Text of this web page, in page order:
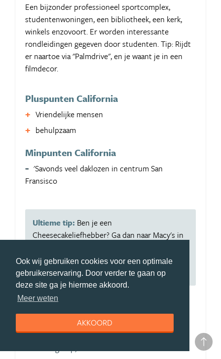
Ook wij gebruiken cookies voor een optimale
gebruikerservaring. Door verder te gaan op
deze site ga je hiermee akkoord.
Meer weten
AKKOORD
Een bijzonder professioneel sportcomplex,
studentenwoningen, een bibliotheek, een kerk,
winkels enzovoort. Er worden interessante
rondleidingen gegeven door studenten. Tip: Rijdt
er naartoe via "Palmdrive", en je waant je in een
filmdecor.
Pluspunten California
Vriendelijke mensen
behulpzaam
Minpunten California
'Savonds veel daklozen in centrum San
Fransisco
Ultieme tip: Ben je een
Cheesecakeliefhebber? Ga dan naar Macy's in
daar de Cheesecake factory. Veel keus, en
prachtig uitzicht op Union Square.
Aangeraden voor:
Stellen,
Vriendengroep,